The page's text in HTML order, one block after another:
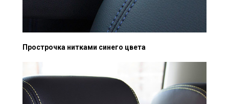
Прострочка нитками синего цвета